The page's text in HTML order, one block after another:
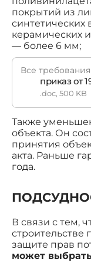
покрытий из
синтетических
керамических
— более 6 мм;
Все
приказ от
.doc, 500 KB
Также
объекта. Он
принятия
акта. Раньше
года.
В связи с тем,
защите прав
может